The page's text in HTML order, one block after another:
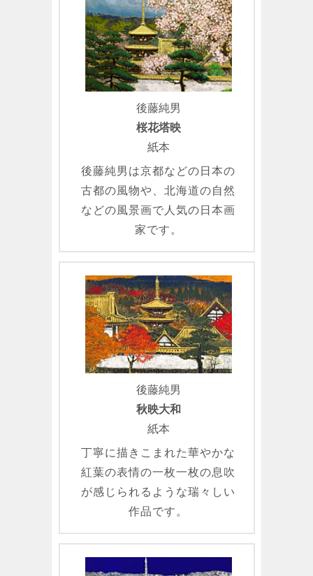
後藤純男
桜花塔映
紙本
後藤純男は京都などの日本の
古都の風物や、北海道の自然
などの風景画で人気の日本画
家です。
後藤純男
秋映大和
紙本
丁寧に描きこまれた華やかな
紅葉の表情の一枚一枚の息吹
が感じられるような瑞々しい
作品です。